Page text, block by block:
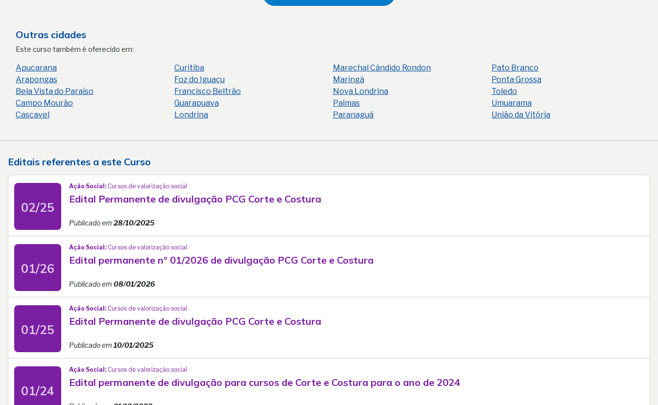
Outras cidades
Este curso também é oferecido em:
Apucarana
Arapongas
Bela Vista do Paraíso
Campo Mourão
Cascavel
Curitiba
Foz do Iguaçu
Francisco Beltrão
Guarapuava
Londrina
Marechal Cândido Rondon
Maringá
Nova Londrina
Palmas
Paranaguá
Pato Branco
Ponta Grossa
Toledo
Umuarama
União da Vitória
Editais referentes a este Curso
02/25
Ação Social: Cursos de valorização social
Edital Permanente de divulgação PCG Corte e Costura
Publicado em 28/10/2025
01/26
Ação Social: Cursos de valorização social
Edital permanente nº 01/2026 de divulgação PCG Corte e Costura
Publicado em 08/01/2026
01/25
Ação Social: Cursos de valorização social
Edital Permanente de divulgação PCG Corte e Costura
Publicado em 10/01/2025
01/24
Ação Social: Cursos de valorização social
Edital permanente de divulgação para cursos de Corte e Costura para o ano de 2024